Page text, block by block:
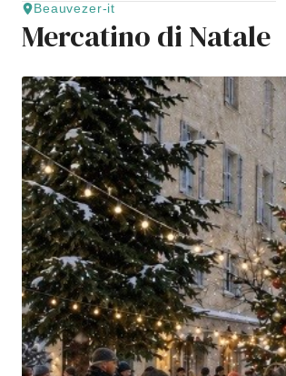
Beauvezer-it
Mercatino di Natale